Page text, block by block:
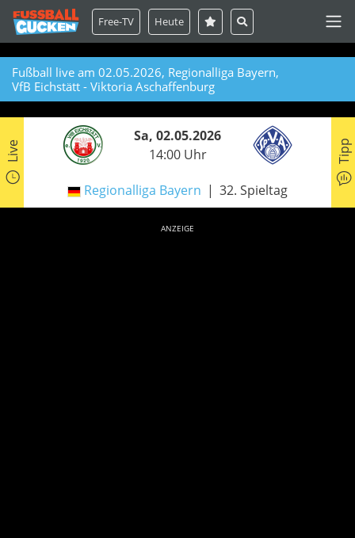
Free-TV Heute
Fußball live am 02.05.2026, Regionalliga Bayern,
VfB Eichstätt - Viktoria Aschaffenburg
Live
Sa, 02.05.2026
14:00 Uhr
Regionalliga Bayern 32. Spieltag
Tipp
ANZEIGE